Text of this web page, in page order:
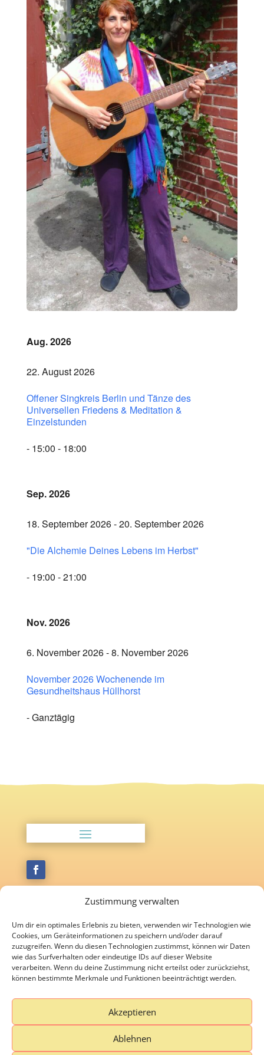
Zustimmung verwalten
Um dir ein optimales Erlebnis zu bieten, verwenden wir Technologien wie
Cookies, um Geräteinformationen zu speichern und/oder darauf
zuzugreifen. Wenn du diesen Technologien zustimmst, können wir Daten
wie das Surfverhalten oder eindeutige IDs auf dieser Website
verarbeiten. Wenn du deine Zustimmung nicht erteilst oder zurückziehst,
können bestimmte Merkmale und Funktionen beeinträchtigt werden.
Akzeptieren
Ablehnen
Aug. 2026
22. August 2026
Offener Singkreis Berlin und Tänze des
Universellen Friedens & Meditation &
Einzelstunden
- 15:00 - 18:00
Sep. 2026
18. September 2026 - 20. September 2026
"Die Alchemie Deines Lebens im Herbst"
- 19:00 - 21:00
Nov. 2026
6. November 2026 - 8. November 2026
November 2026 Wochenende im
Gesundheitshaus Hüllhorst
- Ganztägig
Soumaya Hiltmann
Körnerstr. 14
13156 Berlin
Telefon: 030 / 89642969 oder 0163 / 1585066
© Soumaya Hiltmann 2026